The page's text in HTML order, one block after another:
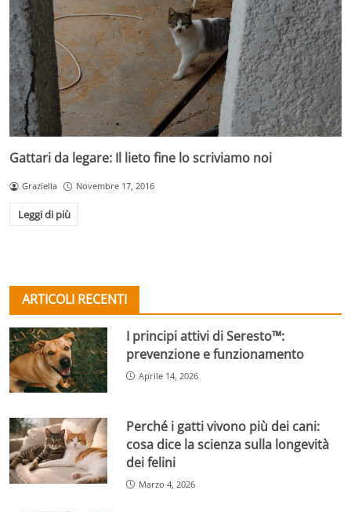
Gattari da legare: Il lieto fine lo scriviamo noi
Graziella Novembre 17, 2016
Leggi di più
ARTICOLI RECENTI
I principi attivi di Seresto™:
prevenzione e funzionamento
Aprile 14, 2026
Perché i gatti vivono più dei cani:
cosa dice la scienza sulla longevità
dei felini
Marzo 4, 2026